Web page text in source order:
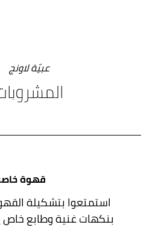
عبيّة لاونج
قهوة
استمتعوا بتشكيلة
بنكهات غنية وطابع خاص